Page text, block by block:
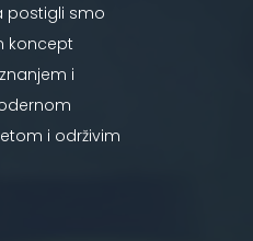
postigli smo
koncept
i
i održivim